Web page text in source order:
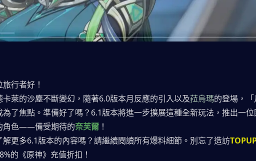
行者好！
卡萊的沙塵不斷變幻，隨著6.0版本月反應的引入以及菈烏瑪的登場，
為了焦點。準備好了嗎？6.1版本將進一步擴展這種全新玩法，推出一
角色——備受期待的奈芙爾 ！
解更多6.1版本的內容嗎？請繼續閱讀所有爆料細節。別忘了造訪
的《原神》充值折扣！